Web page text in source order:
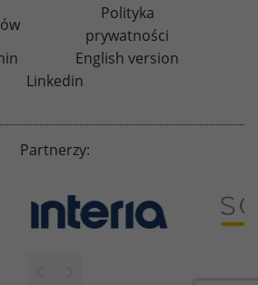
Polityka
prywatności
English version
Linkedin
Partnerzy: